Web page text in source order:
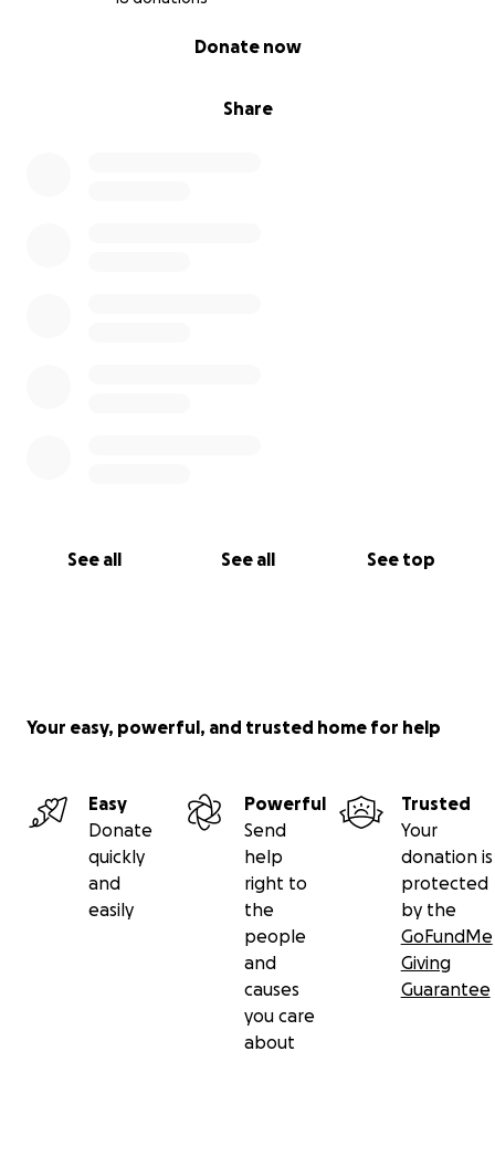
Share
Donate now
See all See all See top
Your easy, powerful, and trusted home for help
Easy
Donate
quickly
and
easily
Powerful
Send
help
right to
the
people
and
causes
you care
about
Trusted
Your
donation is
protected
by the
GoFundMe
Giving
Guarantee